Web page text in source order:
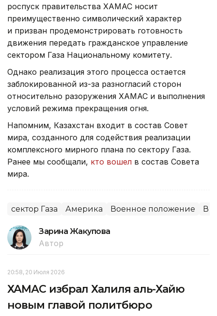
роспуск правительства ХАМАС носит
преимущественно символический характер
и призван продемонстрировать готовность
движения передать гражданское управление
сектором Газа Национальному комитету.
Однако реализация этого процесса остается
заблокированной из-за разногласий сторон
относительно разоружения ХАМАС и выполнения
условий режима прекращения огня.
Напомним, Казахстан входит в состав Совет
мира, созданного для содействия реализации
комплексного мирного плана по сектору Газа.
Ранее мы сообщали, кто вошел в состав Совета
мира.
сектор Газа Америка Военное положение В
Зарина Жакупова
Автор
20:58, 20 Июля 2026
ХАМАС избрал Халиля аль-Хайю
новым главой политбюро